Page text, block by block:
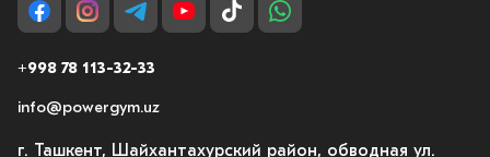
+998 78 113-32-33
info@powergym.uz
г. Ташкент, Шайхантахурский район, обводная ул.